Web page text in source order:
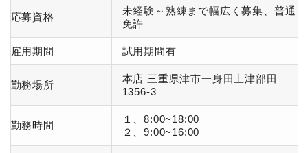
応募資格
未経験～熟練まで幅広く募集、普通
免許
雇用期間 試用期間有
勤務場所
本店 三重県津市一身田上津部田
1356-3
勤務時間
１、8:00~18:00
２、9:00~16:00